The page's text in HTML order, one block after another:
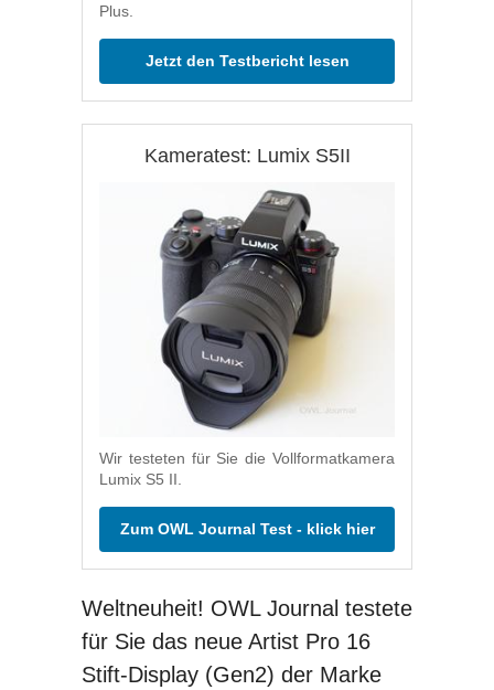
Plus.
Jetzt den Testbericht lesen
Kameratest: Lumix S5II
Wir testeten für Sie die Vollformatkamera
Lumix S5 II.
Zum OWL Journal Test - klick hier
Weltneuheit! OWL Journal testete
für Sie das neue Artist Pro 16
Stift-Display (Gen2) der Marke